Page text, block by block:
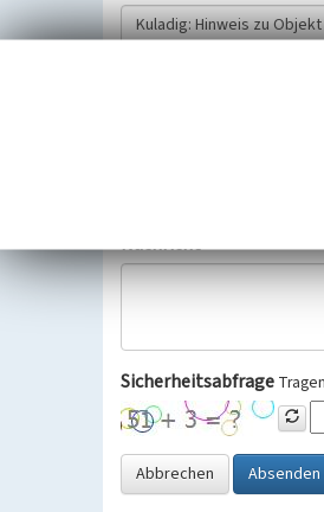
Wir bitten Sie um freiwillige
Selbstverständlich werden
Nachricht
Sicherheitsabfrage
Abbrechen Absenden